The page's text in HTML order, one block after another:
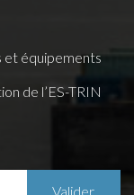
et équipements
de l’ES-TRIN